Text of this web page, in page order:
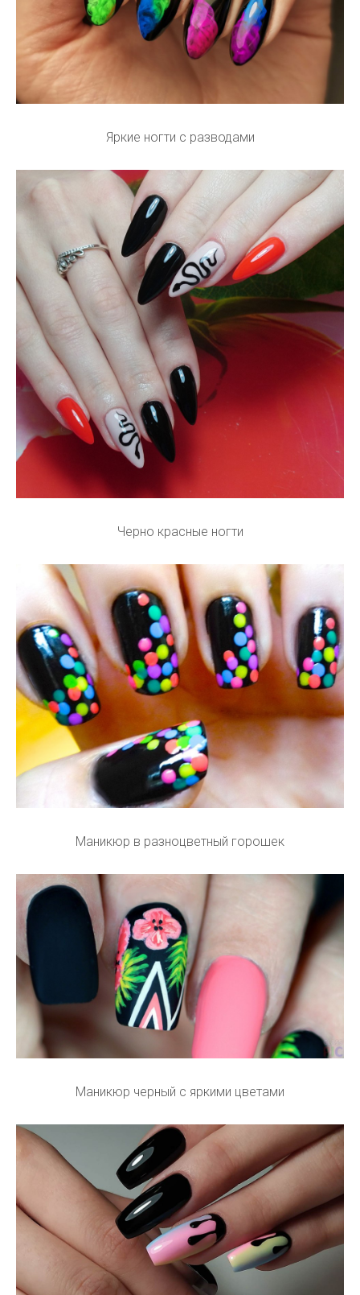
Яркие ногти с разводами
Черно красные ногти
Маникюр в разноцветный горошек
Маникюр черный с яркими цветами